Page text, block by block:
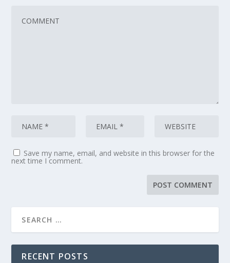
Save my name, email, and website in this browser for the
next time I comment.
RECENT POSTS